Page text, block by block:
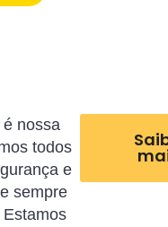
nossa
todos
e
sempre